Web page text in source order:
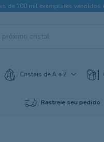
de 100 mil exemplares vendidos
Cristais de A a Z
Rastreie seu pedido